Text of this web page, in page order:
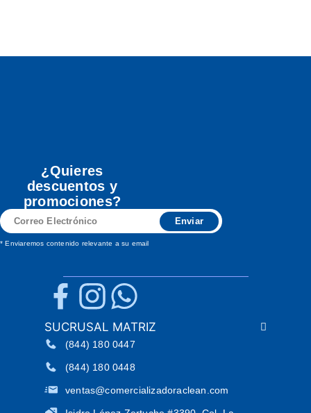
¿Quieres
descuentos y
promociones?
Correo
Electrónico
Enviar
* Enviaremos contenido relevante a su email
SUCRUSAL MATRIZ
(844) 180 0447
(844) 180 0448
ventas@comercializadoraclean.com